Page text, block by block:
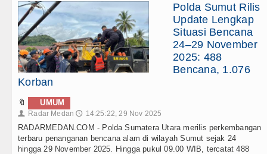
Polda Sumut Rilis
Update Lengkap
Situasi Bencana
24–29 November
2025: 488
Bencana, 1.076
Korban
🔖 UMUM
👤 Radar Medan 🕔 14:25:22, 29 Nov 2025
RADARMEDAN.COM - Polda Sumatera Utara merilis perkembangan
terbaru penanganan bencana alam di wilayah Sumut sejak 24
hingga 29 November 2025. Hingga pukul 09.00 WIB, tercatat 488